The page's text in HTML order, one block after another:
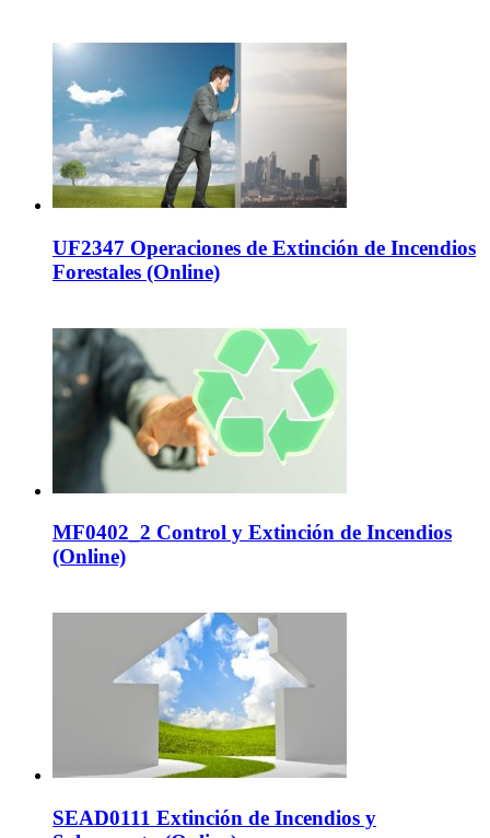
UF2347 Operaciones de Extinción de Incendios
Forestales (Online)
MF0402_2 Control y Extinción de Incendios
(Online)
SEAD0111 Extinción de Incendios y